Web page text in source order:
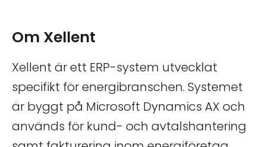
Om Xellent
Xellent är ett ERP-system utvecklat
specifikt för energibranschen. Systemet
är byggt på Microsoft Dynamics AX och
används för kund- och avtalshantering